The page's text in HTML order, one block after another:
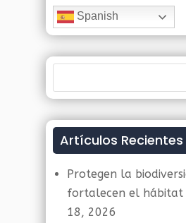
Spanish
Artículos Recientes
Protegen la
fortalecen el hábitat
18, 2026